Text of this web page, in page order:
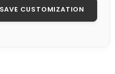
SAVE CUSTOMIZATION